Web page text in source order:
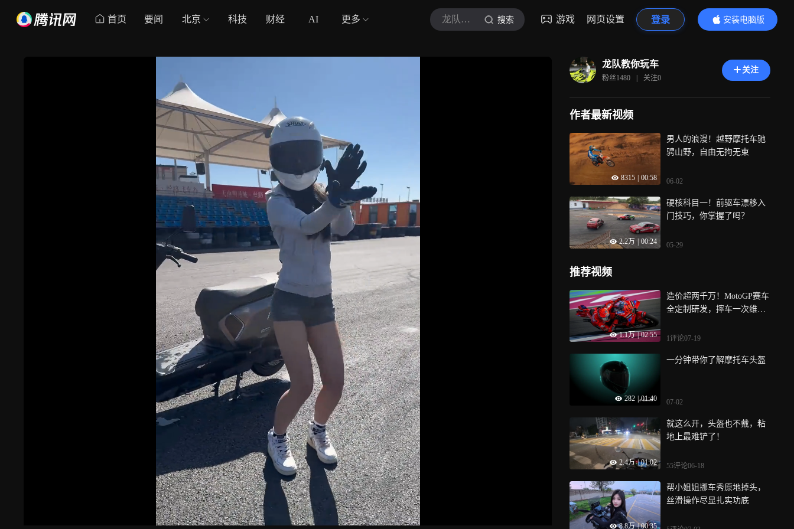
首页 要闻 北京 科技 财经 AI 更多 龙队教你玩车 搜索 游戏 网页设置 登录
安装电脑版
内容更精彩
龙队教你玩车
粉丝1480 | 关注0
关注
作者最新视频
8315 00:58
男人的浪漫！越野摩托车驰
骋山野，自由无拘无束
06-02
2.2万 00:24
硬核科目一！前驱车漂移入
门技巧，你掌握了吗？
05-29
推荐视频
1.1万 | 02:55
造价超两千万！MotoGP赛车
全定制研发，摔车一次维修
1评论07-19
282 01:40
一分钟带你了解摩托车头盔
07-02
2.4万 | 01:02
就这么开，头盔也不戴，粘
地上最难铲了！
55评论06-18
8.8万 | 00:35
帮小姐姐挪车秀原地掉头，
丝滑操作尽显扎实功底